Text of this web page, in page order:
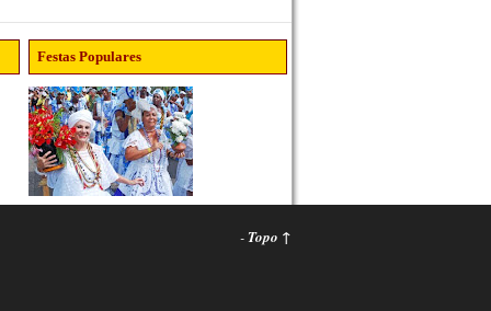
Festas Populares
- Topo ↑